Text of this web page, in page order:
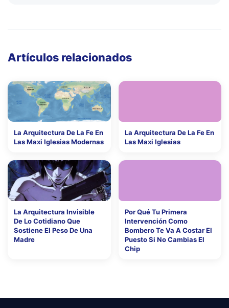
Artículos relacionados
La Arquitectura De La Fe En
Las Maxi Iglesias Modernas
La Arquitectura De La Fe En
Las Maxi Iglesias
La Arquitectura Invisible
De Lo Cotidiano Que
Sostiene El Peso De Una
Madre
Por Qué Tu Primera
Intervención Como
Bombero Te Va A Costar El
Puesto Si No Cambias El
Chip